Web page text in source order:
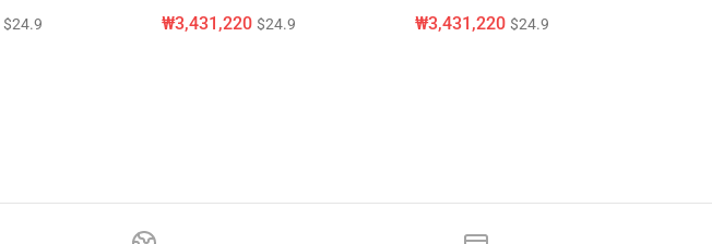
$24.9 ₩3,431,220 $24.9 ₩3,431,220 $24.9